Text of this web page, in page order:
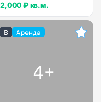
2,000 ₽ кв.м.
B Аренда
4+